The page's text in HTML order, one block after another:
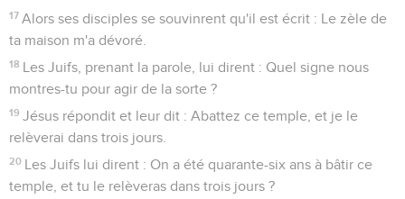
17 Alors ses disciples se souvinrent qu'il est écrit : Le zèle de
ta maison m'a dévoré.
18 Les Juifs, prenant la parole, lui dirent : Quel signe nous
montres-tu pour agir de la sorte ?
19 Jésus répondit et leur dit : Abattez ce temple, et je le
relèverai dans trois jours.
20 Les Juifs lui dirent : On a été quarante-six ans à bâtir ce
temple, et tu le relèveras dans trois jours ?